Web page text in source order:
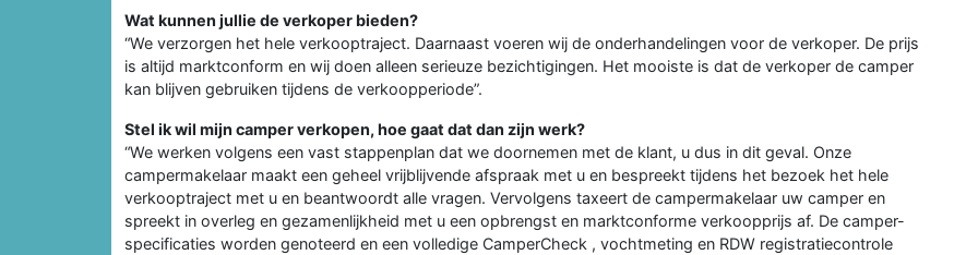
Wat kunnen jullie de verkoper bieden?
“We verzorgen het hele verkooptraject. Daarnaast voeren wij de onderhandelingen voor de verkoper. De prijs
is altijd marktconform en wij doen alleen serieuze bezichtigingen. Het mooiste is dat de verkoper de camper
kan blijven gebruiken tijdens de verkoopperiode”.
Stel ik wil mijn camper verkopen, hoe gaat dat dan zijn werk?
“We werken volgens een vast stappenplan dat we doornemen met de klant, u dus in dit geval. Onze
campermakelaar maakt een geheel vrijblijvende afspraak met u en bespreekt tijdens het bezoek het hele
verkooptraject met u en beantwoordt alle vragen. Vervolgens taxeert de campermakelaar uw camper en
spreekt in overleg en gezamenlijkheid met u een opbrengst en marktconforme verkoopprijs af. De camper-
specificaties worden genoteerd en een volledige CamperCheck , vochtmeting en RDW registratiecontrole